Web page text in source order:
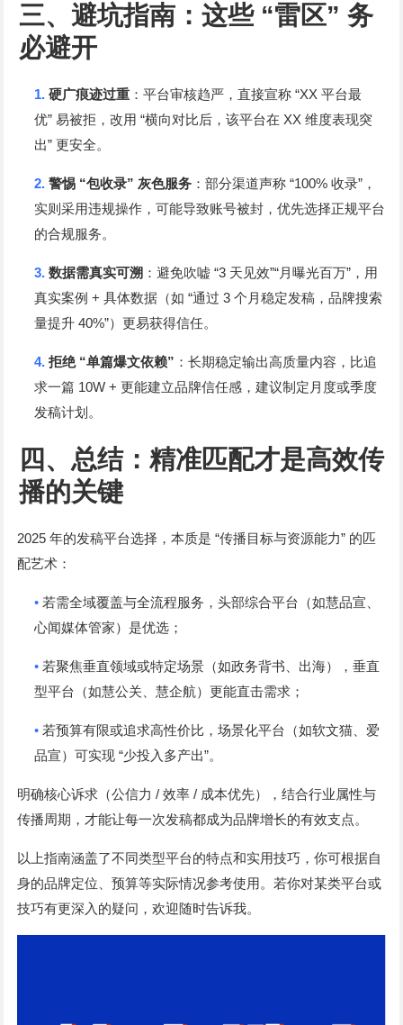
三、避坑指南：这些 “雷区”务
必避开
1.硬广痕迹过重 ：平台审核趋严，直接宣称 “XX平台最
优”易被拒，改用“横向对比后，该平台在 XX维度表现突
出”更安全。
2.警惕 “包收录” 灰色服务 ：部分渠道声称 “100%收录” ，
实则采用违规操作，可能导致账号被封，优先选择正规平台
的合规服务。
3.数据需真实可溯 ：避免吹嘘 “3 天见效”“月曝光百万” ，用
真实案例+具体数据（如“通过3个月稳定发稿，品牌搜索
量提升40%”）更易获得信任。
4.拒绝 “单篇爆文依赖” ：长期稳定输出高质量内容，比追
求一篇 10W +更能建立品牌信任感，建议制定月度或季度
发稿计划。
四、总结：精准匹配才是高效传
播的关键
2025年的发稿平台选择，本质是“传播目标与资源能力” 的匹
配艺术：
• 若需全域覆盖与全流程服务，头部综合平台（如慧品宣、
心闻媒体管家）是优选；
• 若聚焦垂直领域或特定场景（如政务背书、出海），垂直
型平台（如慧公关、慧企航）更能直击需求；
• 若预算有限或追求高性价比，场景化平台（如软文猫、爱
品宣）可实现 “少投入多产出”。
明确核心诉求（公信力 /效率/ 成本优先），结合行业属性与
传播周期，才能让每一次发稿都成为品牌增长的有效支点。
以上指南涵盖了不同类型平台的特点和实用技巧，你可根据自
身的品牌定位、预算等实际情况参考使用。若你对某类平台或
技巧有更深入的疑问，欢迎随时告诉我。